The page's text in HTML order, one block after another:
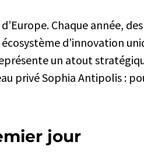
Chaque année,
d’innovation
un atout
privé Sophia Antipolis :
jour